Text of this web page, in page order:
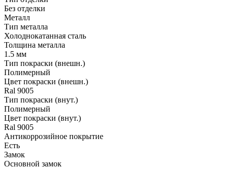
Без отделки
Металл
Тип металла
Холоднокатанная сталь
Толщина металла
1.5 мм
Тип покраски (внешн.)
Полимерный
Цвет покраски (внешн.)
Ral 9005
Тип покраски (внут.)
Полимерный
Цвет покраски (внут.)
Ral 9005
Антикоррозийное покрытие
Есть
Замок
Основной замок